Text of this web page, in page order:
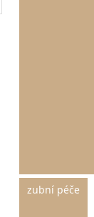
zubní péče